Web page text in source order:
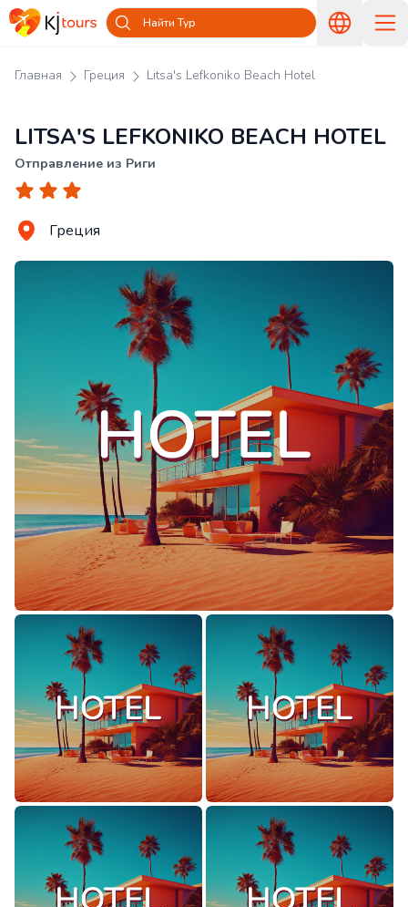
Найти Тур
Главная Греция Litsa's Lefkoniko Beach Hotel
LITSA'S LEFKONIKO BEACH HOTEL
Отправление из Риги
Греция